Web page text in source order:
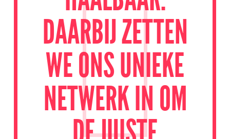
DAARBIJ ZETTEN
WE ONS UNIEKE
NETWERK IN OM